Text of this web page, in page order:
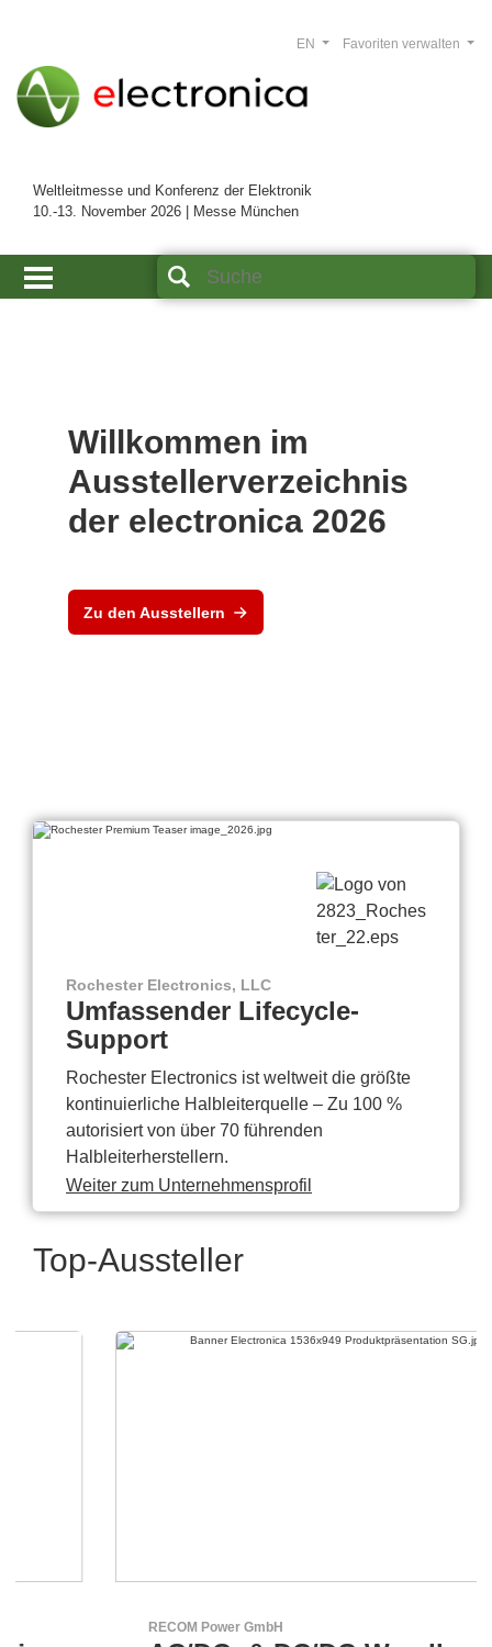
Weltleitmesse und Konferenz der Elektronik
10.-13. November 2026 | Messe München
Favoriten verwalten
EN
Willkommen im
Ausstellerverzeichnis
der electronica 2026
Zu den Ausstellern
Rochester Electronics, LLC
Umfassender Lifecycle-
Support
Rochester Electronics ist weltweit die größte
kontinuierliche Halbleiterquelle – Zu 100 %
autorisiert von über 70 führenden
Halbleiterherstellern.
Weiter zum Unternehmensprofil
Top-Aussteller
RECOM Power GmbH